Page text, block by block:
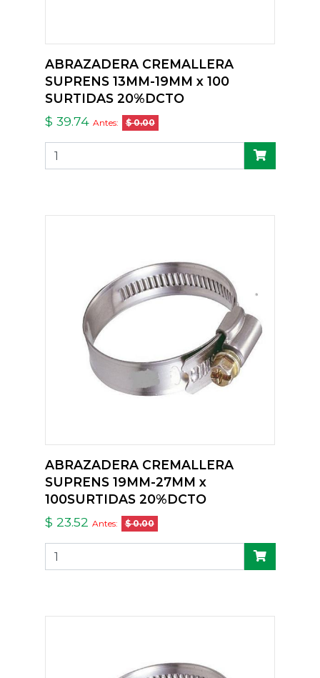
ABRAZADERA CREMALLERA
SUPRENS 13MM-19MM x 100
SURTIDAS 20%DCTO
$ 39.74 Antes: $ 0.00
ABRAZADERA CREMALLERA
SUPRENS 19MM-27MM x
100SURTIDAS 20%DCTO
$ 23.52 Antes: $ 0.00